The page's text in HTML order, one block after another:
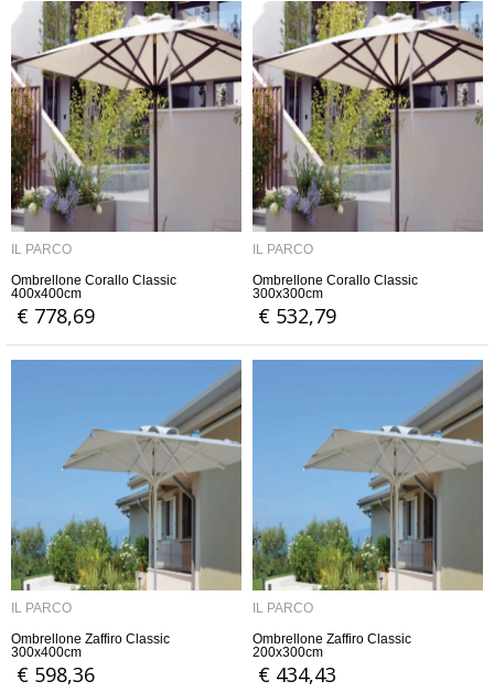
IL PARCO
Ombrellone Corallo Classic
400x400cm
€ 778,69
IL PARCO
Ombrellone Corallo Classic
300x300cm
€ 532,79
IL PARCO
Ombrellone Zaffiro Classic
300x400cm
€ 598,36
IL PARCO
Ombrellone Zaffiro Classic
200x300cm
€ 434,43